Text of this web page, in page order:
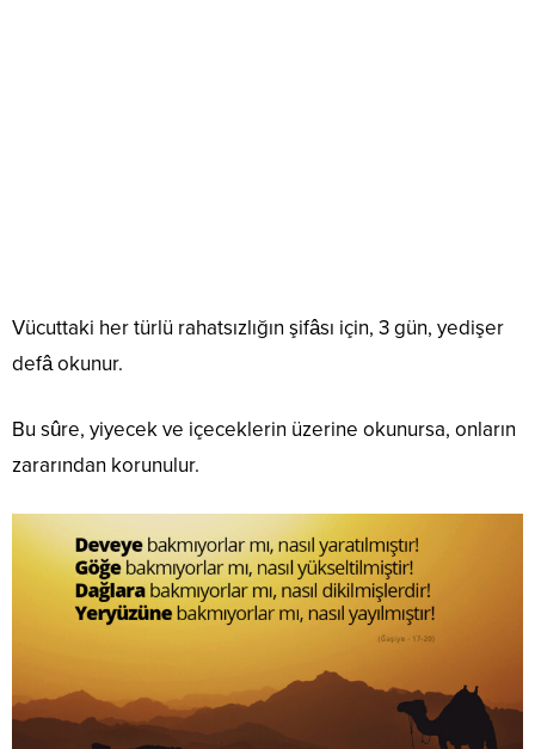
Vücuttaki her türlü rahatsızlığın şifâsı için, 3 gün, yedişer
defâ okunur.
Bu sûre, yiyecek ve içeceklerin üzerine okunursa, onların
zararından korunulur.